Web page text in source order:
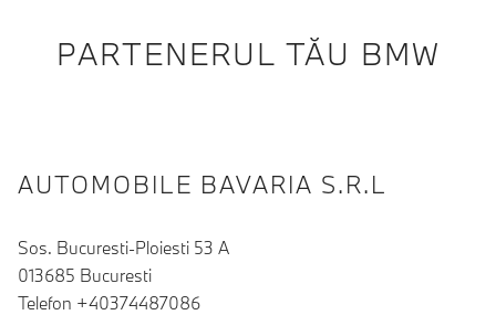
PARTENERUL TĂU BMW
AUTOMOBILE BAVARIA S.R.L
Sos. Bucuresti-Ploiesti 53 A
013685 Bucuresti
Telefon +40374487086